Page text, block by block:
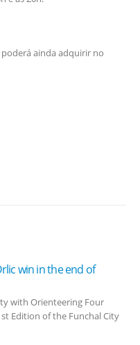
ainda adquirir no
win in the end of
with Orienteering Four
Edition of the Funchal City